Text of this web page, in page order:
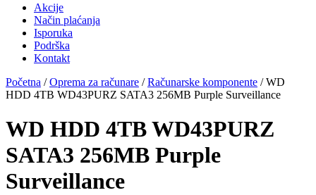
Akcije
Način plaćanja
Isporuka
Podrška
Kontakt
Početna /Oprema za računare /Računarske komponente / WD
HDD 4TB WD43PURZ SATA3 256MB Purple Surveillance
WD HDD 4TB WD43PURZ
SATA3 256MB Purple
Surveillance